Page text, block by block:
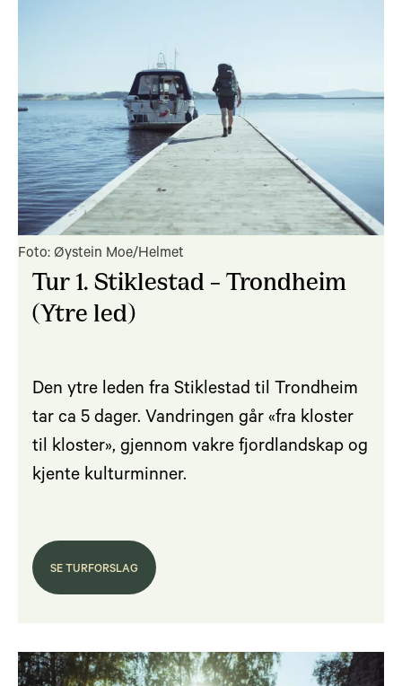
Foto: Øystein Moe/Helmet
Tur 1. Stiklestad – Trondheim
(Ytre led)
Den ytre leden fra Stiklestad til Trondheim
tar ca 5 dager. Vandringen går «fra kloster
til kloster», gjennom vakre fjordlandskap og
kjente kulturminner.
SE TURFORSLAG